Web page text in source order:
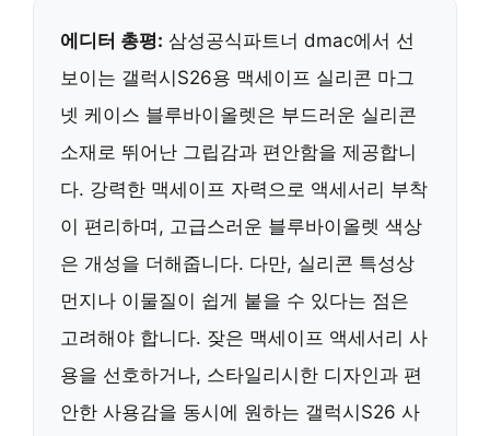
에디터 총평: 삼성공식파트너 dmac에서 선
보이는 갤럭시S26용 맥세이프 실리콘 마그
넷 케이스 블루바이올렛은 부드러운 실리콘
소재로 뛰어난 그립감과 편안함을 제공합니
다. 강력한 맥세이프 자력으로 액세서리 부착
이 편리하며, 고급스러운 블루바이올렛 색상
은 개성을 더해줍니다. 다만, 실리콘 특성상
먼지나 이물질이 쉽게 붙을 수 있다는 점은
고려해야 합니다. 잦은 맥세이프 액세서리 사
용을 선호하거나, 스타일리시한 디자인과 편
안한 사용감을 동시에 원하는 갤럭시S26 사